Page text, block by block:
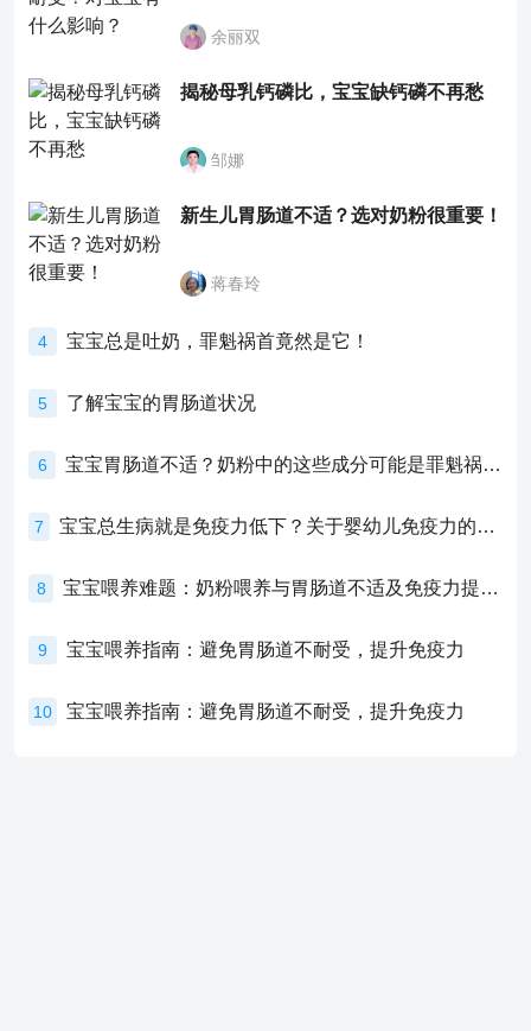
余丽双
揭秘母乳钙磷比，宝宝缺钙磷不再愁
邹娜
新生儿胃肠道不适？选对奶粉很重要！
蒋春玲
4 宝宝总是吐奶，罪魁祸首竟然是它！
5 了解宝宝的胃肠道状况
6 宝宝胃肠道不适？奶粉中的这些成分可能是罪魁祸首！
7 宝宝总生病就是免疫力低下？关于婴幼儿免疫力的真相，家长必须了解！
8 宝宝喂养难题：奶粉喂养与胃肠道不适及免疫力提升的奥秘
9 宝宝喂养指南：避免胃肠道不耐受，提升免疫力
10 宝宝喂养指南：避免胃肠道不耐受，提升免疫力